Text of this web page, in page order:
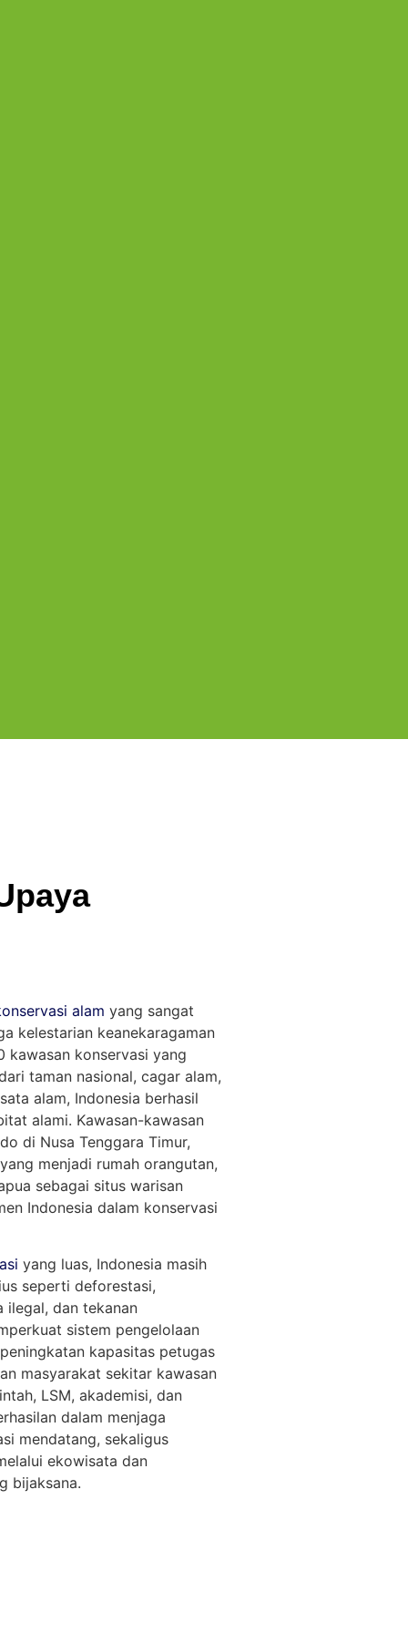
alam yang sangat
kelestarian keanekaragaman
konservasi yang
taman nasional, cagar alam,
alam, Indonesia berhasil
alami. Kawasan-kawasan
di Nusa Tenggara Timur,
menjadi rumah orangutan,
sebagai situs warisan
Indonesia dalam konservasi
yang luas, Indonesia masih
seperti deforestasi,
ilegal, dan tekanan
sistem pengelolaan
kapasitas petugas
masyarakat sekitar kawasan
LSM, akademisi, dan
dalam menjaga
mendatang, sekaligus
ekowisata dan
bijaksana.